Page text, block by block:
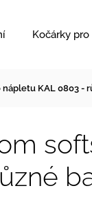
Kočárky
KAL 0803 -